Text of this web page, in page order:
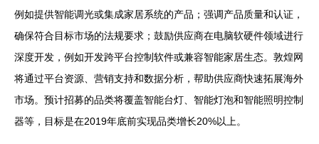
例如提供智能调光或集成家居系统的产品；强调产品质量和认证，
确保符合目标市场的法规要求；鼓励供应商在电脑软硬件领域进行
深度开发，例如开发跨平台控制软件或兼容智能家居生态。敦煌网
将通过平台资源、营销支持和数据分析，帮助供应商快速拓展海外
市场。预计招募的品类将覆盖智能台灯、智能灯泡和智能照明控制
器等，目标是在2019年底前实现品类增长20%以上。